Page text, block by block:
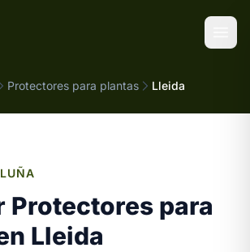
Protectores para plantas Lleida
Protectores para
Lleida